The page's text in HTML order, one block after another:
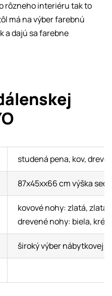
rôzneho interiéru tak to
má na výber farebnú
a dajú sa farebne
studená pena, kov, drevo
87x45xx66 cm výška
kovové nohy: zlatá,
drevené nohy: biela,
široký výber nábytkovej